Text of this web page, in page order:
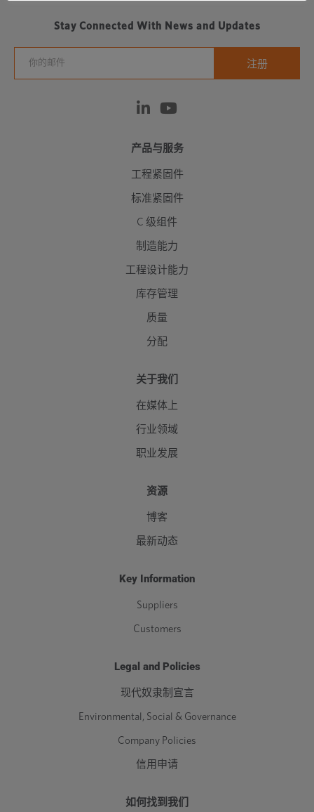
Stay Connected With News and Updates
产品与服务
工程紧固件
标准紧固件
C 级组件
制造能力
工程设计能力
库存管理
质量
分配
关于我们
在媒体上
行业领域
职业发展
资源
博客
最新动态
Key Information
Suppliers
Customers
Legal and Policies
现代奴隶制宣言
Environmental, Social & Governance
Company Policies
信用申请
如何找到我们